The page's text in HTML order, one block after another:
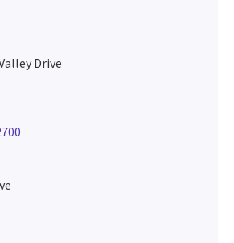
Drive